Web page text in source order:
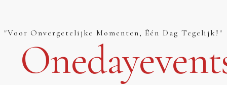
content
"Voor Onvergetelijke Momenten, Één Dag Tegelijk!"